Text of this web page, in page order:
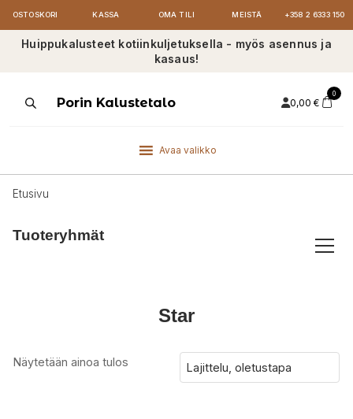
OSTOSKORI KASSA OMA TILI MEISTÄ +358 2 6333 150
Huippukalusteet kotiinkuljetuksella - myös asennus ja
kasaus!
ProductsPorin Kalustetalo 0,00 €
0
Avaa valikko
Etusivu
Tuoteryhmät
Star
Näytetään ainoa tulos